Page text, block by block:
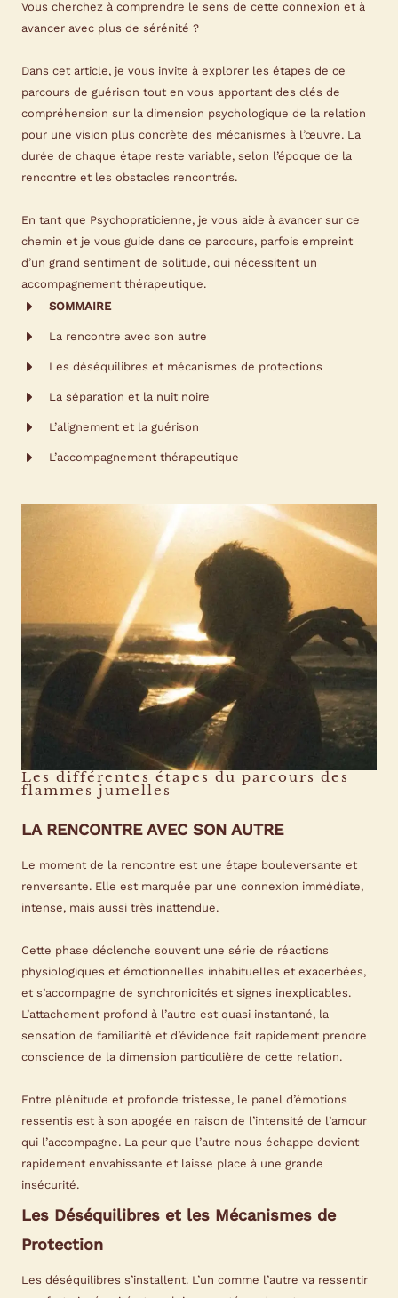
Vous cherchez à comprendre le sens de cette connexion et à
avancer avec plus de sérénité ?
Dans cet article, je vous invite à explorer les étapes de ce
parcours de guérison tout en vous apportant des clés de
compréhension sur la dimension psychologique de la relation
pour une vision plus concrète des mécanismes à l’œuvre. La
durée de chaque étape reste variable, selon l’époque de la
rencontre et les obstacles rencontrés.
En tant que Psychopraticienne, je vous aide à avancer sur ce
chemin et je vous guide dans ce parcours, parfois empreint
d’un grand sentiment de solitude, qui nécessitent un
accompagnement thérapeutique.
SOMMAIRE
La rencontre avec son autre
Les déséquilibres et mécanismes de protections
La séparation et la nuit noire
L’alignement et la guérison
L’accompagnement thérapeutique
Les différentes étapes du parcours des
flammes jumelles
LA RENCONTRE AVEC SON AUTRE
Le moment de la rencontre est une étape bouleversante et
renversante. Elle est marquée par une connexion immédiate,
intense, mais aussi très inattendue.
Cette phase déclenche souvent une série de réactions
physiologiques et émotionnelles inhabituelles et exacerbées,
et s’accompagne de synchronicités et signes inexplicables.
L’attachement profond à l’autre est quasi instantané, la
sensation de familiarité et d’évidence fait rapidement prendre
conscience de la dimension particulière de cette relation.
Entre plénitude et profonde tristesse, le panel d’émotions
ressentis est à son apogée en raison de l’intensité de l’amour
qui l’accompagne. La peur que l’autre nous échappe devient
rapidement envahissante et laisse place à une grande
insécurité.
Les Déséquilibres et les Mécanismes de
Protection
Les déséquilibres s’installent. L’un comme l’autre va ressentir